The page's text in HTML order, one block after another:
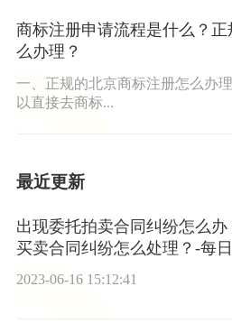
商标注册申请流程是什么？
么办理？
一、正规的北京商标注册怎么办
以直接去商标...
最近更新
出现委托拍卖合同纠纷怎么办
买卖合同纠纷怎么处理？-每
议
2023-06-16 15:12:41